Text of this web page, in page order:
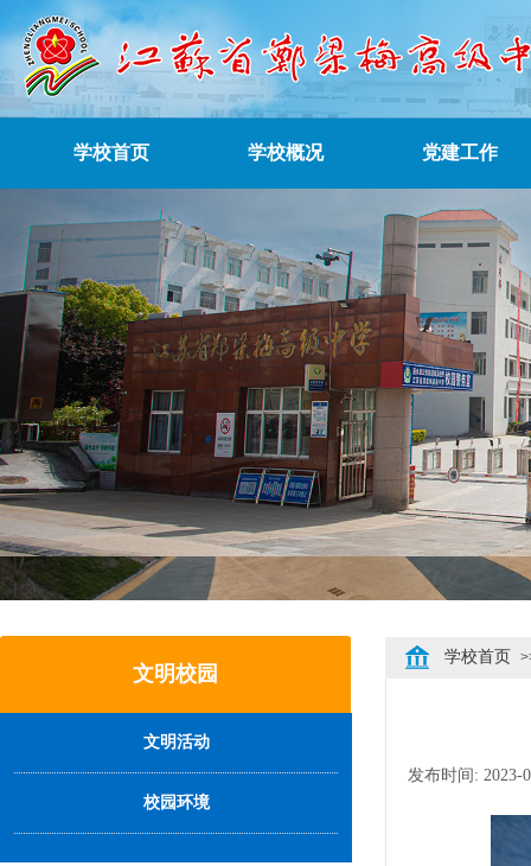
学校首页 学校概况 党建工作
文明校园
发布时间: 2023-
学校首页
文明活动
校园环境